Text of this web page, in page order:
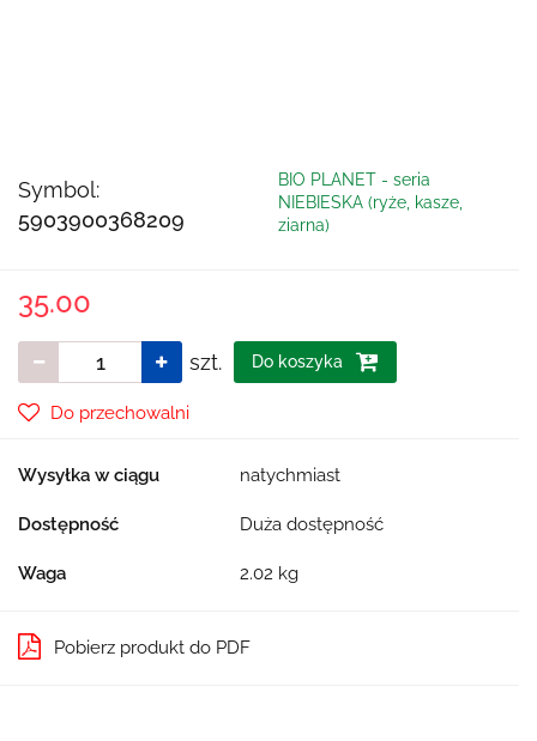
Symbol:
5903900368209
BIO PLANET - seria
NIEBIESKA (ryże, kasze,
ziarna)
35.00
szt. Do koszyka
Do przechowalni
Wysyłka w ciągu natychmiast
Dostępność Duża dostępność
Waga 2.02 kg
Pobierz produkt do PDF